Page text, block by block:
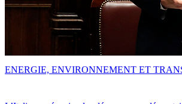
ENERGIE, ENVIRONNEMENT ET